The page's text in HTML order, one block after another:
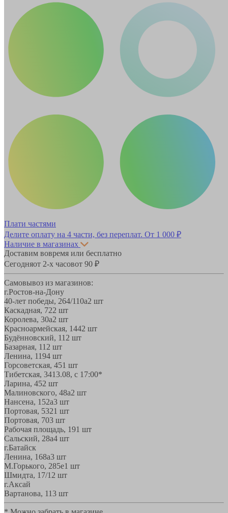
Плати частями
Делите оплату на 4 части, без переплат. От 1 000 ₽
Наличие в магазинах
Доставим вовремя или бесплатно
Сегодняот 2-х часовот 90 ₽
Самовывоз из магазинов:
г.Ростов-на-Дону
40-лет победы, 264/110а2 шт
Каскадная, 722 шт
Королева, 30а2 шт
Красноармейская, 1442 шт
Будённовский, 11 2 шт
Базарная, 11 2 шт
Ленина, 1194 шт
Горсоветская, 451 шт
Тибетская, 3413.08, с 17:00*
Ларина, 452 шт
Малиновского, 48а2 шт
Нансена, 152а3 шт
Портовая, 5321 шт
Портовая, 703 шт
Рабочая площадь, 191 шт
Сальский, 28a4 шт
г.Батайск
Ленина, 168а3 шт
М.Горького, 285е1 шт
Шмидта, 17/1 2 шт
г.Аксай
Вартанова, 113 шт